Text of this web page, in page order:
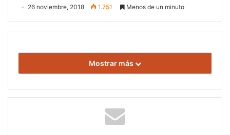
26 noviembre, 2018 1.751 Menos de un minuto
Mostrar más